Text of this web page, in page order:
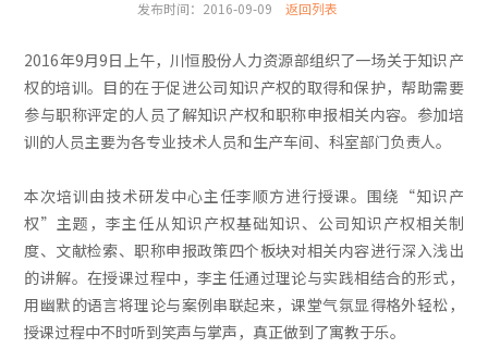
发布时间：2016-09-09 返回列表
2016年9月9日上午，川恒股份人力资源部组织了一场关于知识产
权的培训。目的在于促进公司知识产权的取得和保护，帮助需要
参与职称评定的人员了解知识产权和职称申报相关内容。参加培
训的人员主要为各专业技术人员和生产车间、科室部门负责人。
本次培训由技术研发中心主任李顺方进行授课。围绕“知识产
权”主题，李主任从知识产权基础知识、公司知识产权相关制
度、文献检索、职称申报政策四个板块对相关内容进行深入浅出
的讲解。在授课过程中，李主任通过理论与实践相结合的形式，
用幽默的语言将理论与案例串联起来，课堂气氛显得格外轻松，
授课过程中不时听到笑声与掌声，真正做到了寓教于乐。